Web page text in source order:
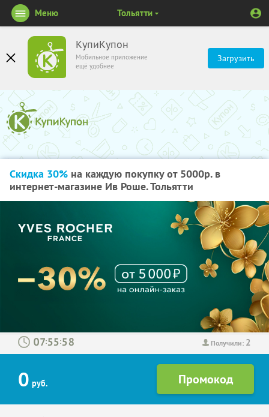
КупиКупон
Мобильное приложение
ещё удобнее
Загрузить
Меню Тольятти
Скидка 30% на каждую покупку от 5000р. в
интернет-магазине Ив Роше. Тольятти
Получили: 2
: :
0 руб.